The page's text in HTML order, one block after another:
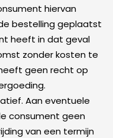
hiervan
bestelling geplaatst
heeft in dat geval
zonder kosten te
geen recht op
Aan eventuele
consument geen
van een termijn